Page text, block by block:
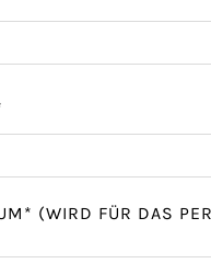
(WIRD FÜR DAS